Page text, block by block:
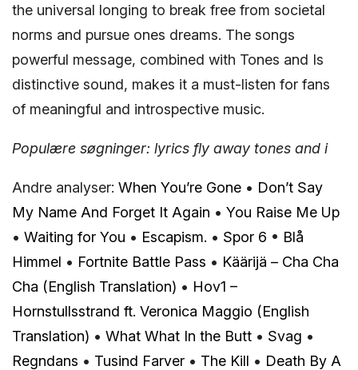
the universal longing to break free from societal
norms and pursue ones dreams. The songs
powerful message, combined with Tones and Is
distinctive sound, makes it a must-listen for fans
of meaningful and introspective music.
Populære søgninger: lyrics fly away tones and i
Andre analyser: When You’re Gone • Don’t Say
My Name And Forget It Again • You Raise Me Up
• Waiting for You • Escapism. • Spor 6 • Blå
Himmel • Fortnite Battle Pass • Käärijä – Cha Cha
Cha (English Translation) • Hov1 –
Hornstullsstrand ft. Veronica Maggio (English
Translation) • What What In the Butt • Svag •
Regndans • Tusind Farver • The Kill • Death By A